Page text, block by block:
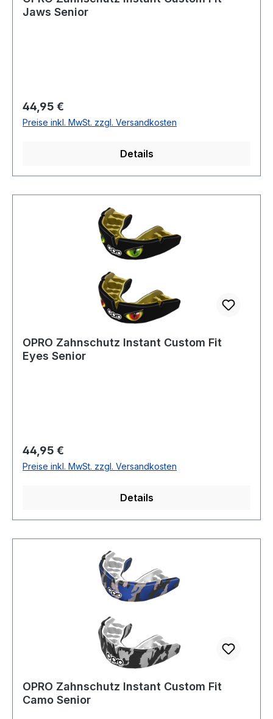
Jaws Senior
Regulärer Preis:
44,95 €
Preise inkl. MwSt. zzgl. Versandkosten
Details
OPRO Zahnschutz Instant Custom Fit
Eyes Senior
Regulärer Preis:
44,95 €
Preise inkl. MwSt. zzgl. Versandkosten
Details
OPRO Zahnschutz Instant Custom Fit
Camo Senior